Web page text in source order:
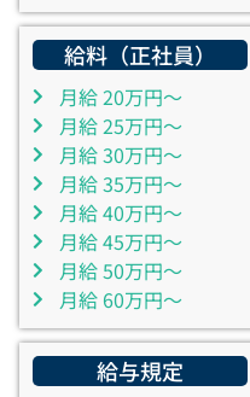
給料（正社員）
月給 20万円～
月給 25万円～
月給 30万円～
月給 35万円～
月給 40万円～
月給 45万円～
月給 50万円～
月給 60万円～
給与規定